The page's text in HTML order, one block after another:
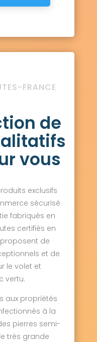
FRANCE
de
vous
exclusifs
sécurisé
fabriqués en
certifiés en
de
et de
le volet et
vertu.
aux propriétés
à la
pierres semi-
très grande